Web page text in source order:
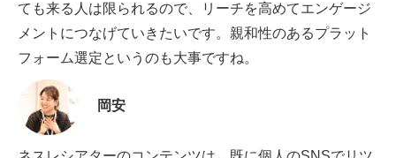
ても来る人は限られるので、リーチを高めてエンゲージ
メントにつなげていきたいです。親和性のあるプラット
フォーム選定というのも大事ですね。
岡安